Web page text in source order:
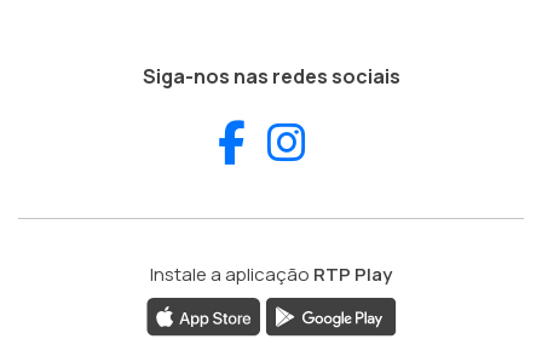
Siga-nos nas redes sociais
Facebook
Instale a aplicação RTP Play